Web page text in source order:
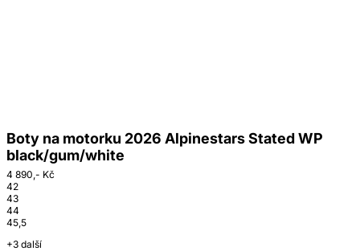
Boty na motorku 2026 Alpinestars Stated WP
black/gum/white
4 890,- Kč
42
43
44
45,5
+3 další